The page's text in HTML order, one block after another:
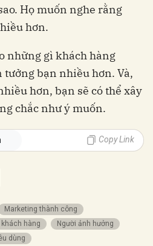
Họ muốn nghe rằng
hơn.
những gì khách hàng
bạn nhiều hơn. Và,
hơn, bạn sẽ có thể xây
chắc như ý muốn.
Copy Link
marketing thành công
khách hàng
người ảnh hưởng
dùng